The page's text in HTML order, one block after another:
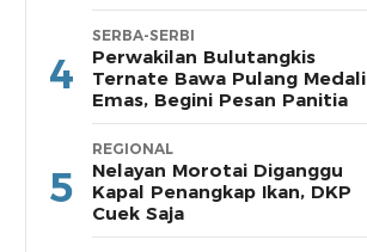
4
SERBA-SERBI
Perwakilan Bulutangkis
Ternate Bawa Pulang Medali
Emas, Begini Pesan Panitia
5
REGIONAL
Nelayan Morotai Diganggu
Kapal Penangkap Ikan, DKP
Cuek Saja